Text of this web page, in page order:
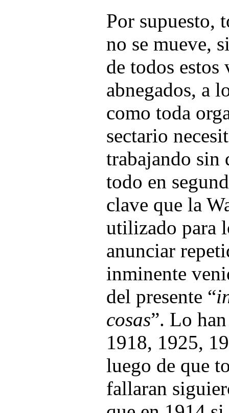
Por supuesto,
no se mueve,
de todos
abnegados, a
como toda
sectario
trabajando sin
todo en
clave que la
utilizado para
anunciar
inminente
del presente “
cosas”. Lo
1918, 1925,
luego de que
fallaran